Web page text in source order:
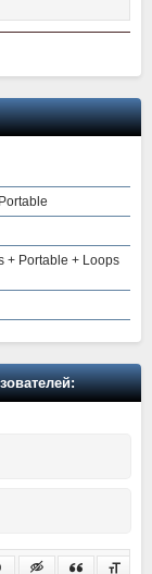
+ Portable + Loops